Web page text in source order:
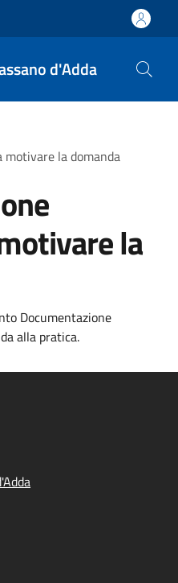
d'Adda
motivare la domanda
la
Documentazione
alla pratica.